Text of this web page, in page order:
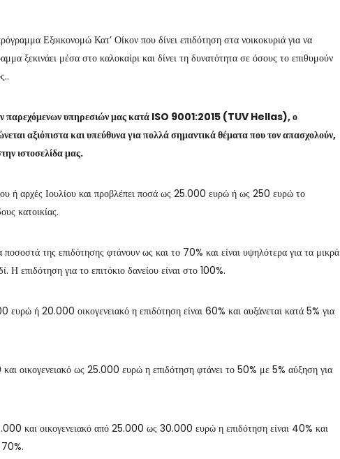
Εξοικονομώ Κατ’ Οίκον που δίνει επιδότηση στα νοικοκυριά για να
ξεκινάει μέσα στο καλοκαίρι και δίνει τη δυνατότητα σε όσους το επιθυμούν
παρεχόμενων υπηρεσιών μας κατά ISO 9001:2015 (TUV Hellas), ο
αξιόπιστα και υπεύθυνα για πολλά σημαντικά θέματα που τον απασχολούν,
ιστοσελίδα μας.
ή αρχές Ιουλίου και προβλέπει ποσά ως 25.000 ευρώ ή ως 250 ευρώ το
κατοικίας.
της επιδότησης φτάνουν ως και το 70% και είναι υψηλότερα για τα μικρά
Η επιδότηση για το επιτόκιο δανείου είναι στο 100%.
ευρώ ή 20.000 οικογενειακό η επιδότηση είναι 60% και αυξάνεται κατά 5% για
οικογενειακό ως 25.000 ευρώ η επιδότηση φτάνει το 50% με 5% αύξηση για
και οικογενειακό από 25.000 ως 30.000 ευρώ η επιδότηση είναι 40% και
70%.